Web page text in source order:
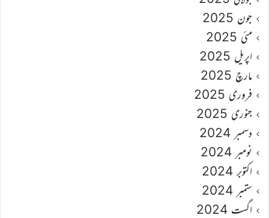
جون 2025
مئی 2025
اپریل 2025
مارچ 2025
فروری 2025
جنوری 2025
دسمبر 2024
نومبر 2024
اکتوبر 2024
ستمبر 2024
اگست 2024